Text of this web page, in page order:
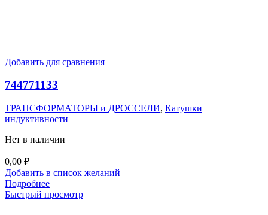
Добавить для сравнения
744771133
ТРАНСФОРМАТОРЫ и ДРОССЕЛИ, Катушки
индуктивности
Нет в наличии
0,00 ₽
Добавить в список желаний
Подробнее
Быстрый просмотр